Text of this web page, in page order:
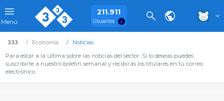
Menú
211.911
Usuarios
333 Economía
Noticias
Para estar a la última sobre las noticias del sector. Si lo deseas puedes
suscribirte a nuestro boletín semanal y recibirás los titulares en tu correo
electrónico.